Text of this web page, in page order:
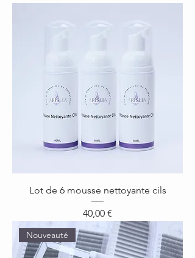
Lot de 6 mousse nettoyante cils
Prix
40,00 €
Nouveauté